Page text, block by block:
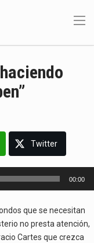
Twitter
00:00
que se necesitan
no presta atención,
Cartes que crezca